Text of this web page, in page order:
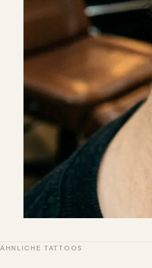
ÄHNLICHE TATTOOS